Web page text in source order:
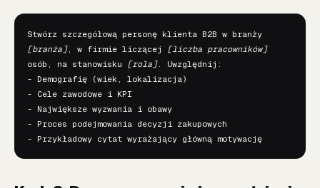
[branża], w firmie liczącej [liczba pracowników]
osób, na stanowisku [rola]. Uwzględnij:
- Demografię (wiek, lokalizacja)
- Cele zawodowe i KPI
- Największe wyzwania i obawy
- Proces podejmowania decyzji zakupowych